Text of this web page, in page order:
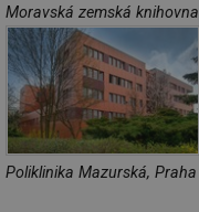
Moravská zemská knihovna
Poliklinika Mazurská, Praha